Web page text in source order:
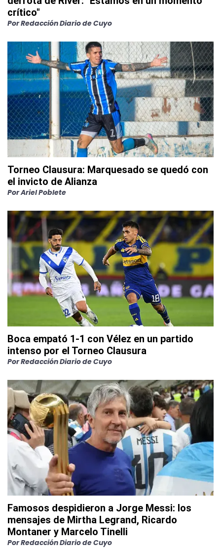
crítico"
PorRedacción Diario de Cuyo
Torneo Clausura: Marquesado se quedó con
el invicto de Alianza
PorAriel Poblete
Boca empató 1-1 con Vélez en un partido
intenso por el Torneo Clausura
PorRedacción Diario de Cuyo
Famosos despidieron a Jorge Messi: los
mensajes de Mirtha Legrand, Ricardo
Montaner y Marcelo Tinelli
PorRedacción Diario de Cuyo